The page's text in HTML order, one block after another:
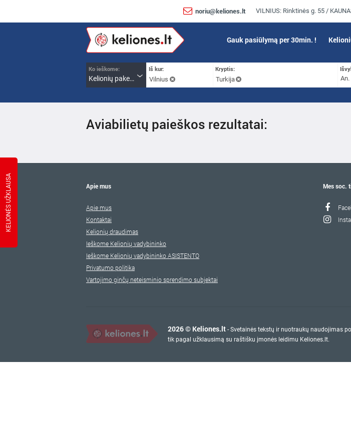
noriu@keliones.lt VILNIUS: Rinktinės g. 55 /
Gauk pasiūlymą per 30min. !
Ko ieškome:
Kelionių paketai
Iš kur:
Vilnius
Kryptis:
Turkija
Aviabilietų paieškos rezultatai:
Apie mus
Apie mus
Kontaktai
Kelionių draudimas
Ieškome Kelionių vadybininko
Ieškome Kelionių vadybininko ASISTENTO
Privatumo politika
Vartojimo ginčų neteisminio sprendimo subjektai
Mes soc.
2026 © Keliones.lt - Svetainės tekstų ir nuotraukų naudojimas
tik pagal užklausimą su raštišku įmonės leidimu Keliones.lt.
KELIONĖS UŽKLAUSA